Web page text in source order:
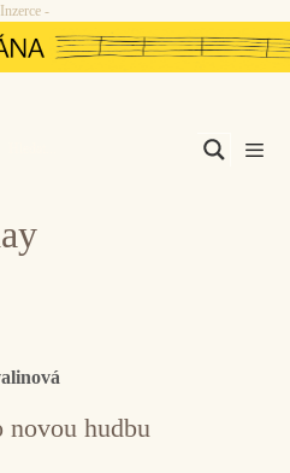
-
novou hudbu